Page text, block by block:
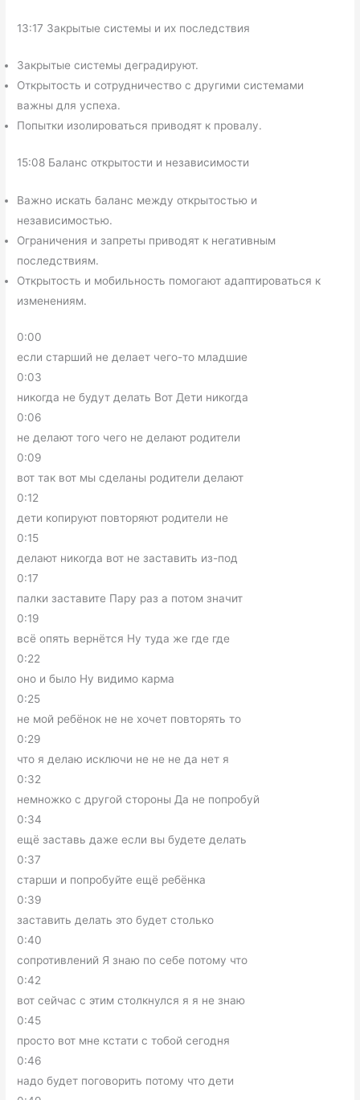
13:17 Закрытые системы и их последствия
Закрытые системы деградируют.
Открытость и сотрудничество с другими системами
важны для успеха.
Попытки изолироваться приводят к провалу.
15:08 Баланс открытости и независимости
Важно искать баланс между открытостью и
независимостью.
Ограничения и запреты приводят к негативным
последствиям.
Открытость и мобильность помогают адаптироваться к
изменениям.
0:00
если старший не делает чего-то младшие
0:03
никогда не будут делать Вот Дети никогда
0:06
не делают того чего не делают родители
0:09
вот так вот мы сделаны родители делают
0:12
дети копируют повторяют родители не
0:15
делают никогда вот не заставить из-под
0:17
палки заставите Пару раз а потом значит
0:19
всё опять вернётся Ну туда же где где
0:22
оно и было Ну видимо карма
0:25
не мой ребёнок не не хочет повторять то
0:29
что я делаю исключи не не не да нет я
0:32
немножко с другой стороны Да не попробуй
0:34
ещё заставь даже если вы будете делать
0:37
старши и попробуйте ещё ребёнка
0:39
заставить делать это будет столько
0:40
сопротивлений Я знаю по себе потому что
0:42
вот сейчас с этим столкнулся я я не знаю
0:45
просто вот мне кстати с тобой сегодня
0:46
надо будет поговорить потому что дети